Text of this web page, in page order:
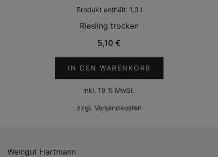
Produkt enthält: 1,0 l
Riesling trocken
5,10 €
IN DEN WARENKORB
inkl. 19 % MwSt.
zzgl. Versandkosten
Weingut Hartmann